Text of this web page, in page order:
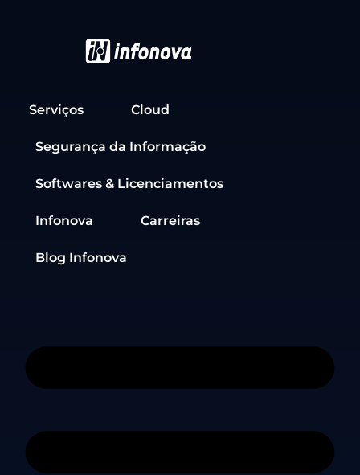
Serviços Cloud
Segurança da Informação
Softwares & Licenciamentos
Infonova Carreiras
Blog Infonova